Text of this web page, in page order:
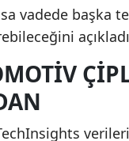
vadede başka